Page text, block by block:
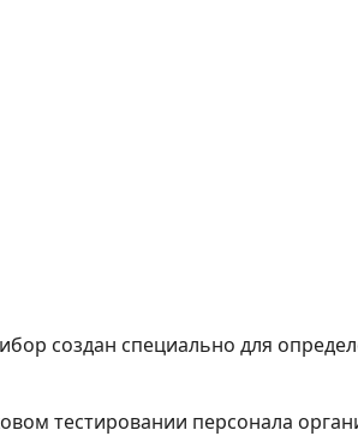
создан специально для
тестировании персонала